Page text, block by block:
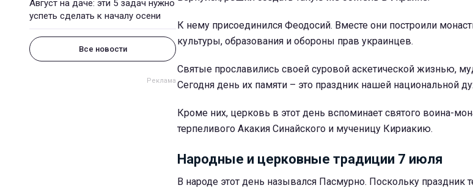
Август на даче: эти 5 задач нужно
успеть сделать к началу осени
Все новости
К нему присоединился Феодосий. Вместе они построили
культуры, образования и обороны прав украинцев.
Святые прославились своей суровой аскетической жизнью,
Сегодня день их памяти – это праздник нашей национальной
Кроме них, церковь в этот день вспоминает святого воина-
терпеливого Акакия Синайского и мученицу Кириакию.
Народные и церковные традиции 7 июля
В народе этот день назывался Пасмурно. Поскольку праздник